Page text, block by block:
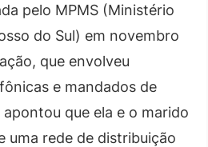
pelo MPMS (Ministério
do Sul) em novembro
que envolveu
e mandados de
que ela e o marido
uma rede de distribuição